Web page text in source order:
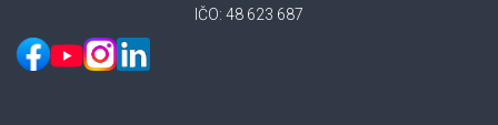
IČO: 48 623 687